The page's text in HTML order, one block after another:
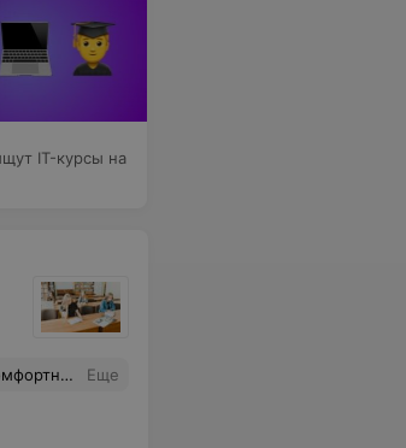
IT-курсы на
продолжать. Еще